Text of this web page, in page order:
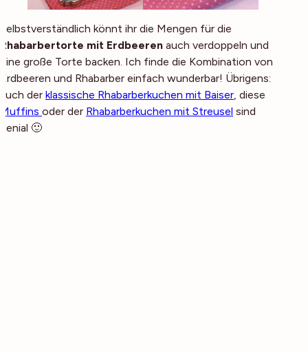
Selbstverständlich könnt ihr die Mengen für die
Rhabarbertorte mit Erdbeeren auch verdoppeln und
eine große Torte backen. Ich finde die Kombination von
Erdbeeren und Rhabarber einfach wunderbar! Übrigens:
auch der klassische Rhabarberkuchen mit Baiser, diese
Muffins oder der Rhabarberkuchen mit Streusel sind
genial 🙂